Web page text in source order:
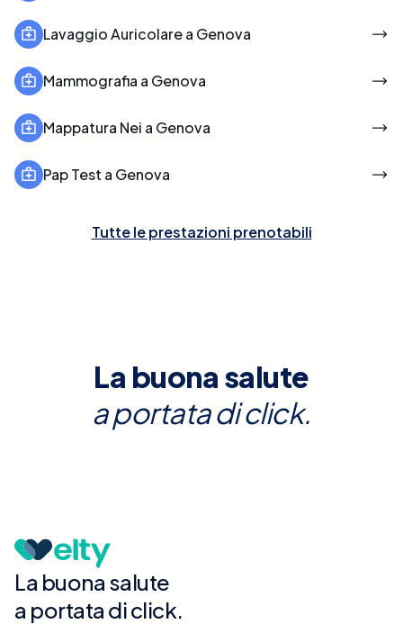
Lavaggio Auricolare a Genova
Mammografia a Genova
Mappatura Nei a Genova
Pap Test a Genova
Tutte le prestazioni prenotabili
La buona salute
a portata di click.
La buona salute
a portata di click.